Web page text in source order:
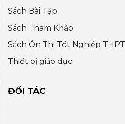
Sách Bài Tập
Sách Tham Khảo
Sách Ôn Thi Tốt Nghiệp THPT
Thiết bị giáo dục
ĐỐI TÁC